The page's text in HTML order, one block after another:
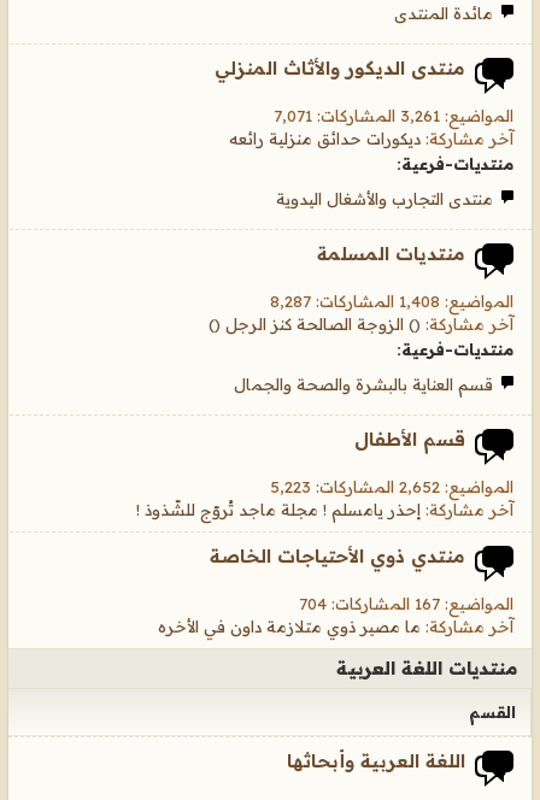
مائدة المنتدى
منتدى الديكور والأثاث المنزلي
المواضيع: 3,261 المشاركات: 7,071
آخر مشاركة: ديكورات حدائق منزلية رائعه
منتديات-فرعية:
منتدى التجارب والأشغال اليدوية
منتديات المسلمة
المواضيع: 1,408 المشاركات: 8,287
آخر مشاركة: () الزوجة الصالحة كنز الرجل ()
منتديات-فرعية:
قسم العناية بالبشرة والصحة والجمال
قسم الأطفال
المواضيع: 2,652 المشاركات: 5,223
آخر مشاركة: إحذر يامسلم ! مجلة ماجد تُروّج للشّذوذ !
منتدي ذوي الأحتياجات الخاصة
المواضيع: 167 المشاركات: 704
آخر مشاركة: ما مصير ذوي متلازمة داون في الأخره
منتديات اللغة العربية
القسم
اللغة العربية وأبحاثها